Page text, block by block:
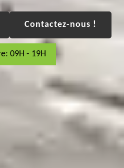
Contactez-nous !
09H - 19H